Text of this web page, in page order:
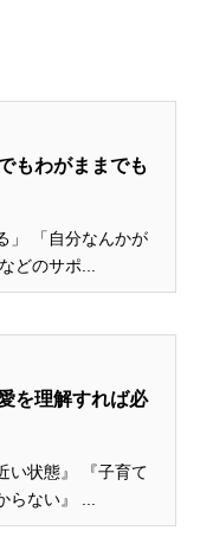
もわがままでも
」 「自分なんかが
どのサポ...
を理解すれば必
い状態』 『子育て
ない』 ...